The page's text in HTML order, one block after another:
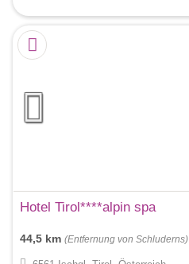
Hotel Tirol****alpin spa
44,5 km (Entfernung von Schluderns)